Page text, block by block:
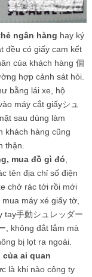
ngân hàng hay ký
đều có giấy cam kết
của khách hàng 個
hợp cảnh sát hỏi.
bằng lái xe, hộ
máy cắt giấyシュ
sau dùng làm
khách hàng cũng
thận.
mua đồ gì đó
tên địa chỉ số điện
chở rác tới rồi mới
máy xé giấy tờ,
tay手動シュレッダー
, không đắt lắm mà
bị lọt ra ngoài.
ai quan
là khi nào công ty